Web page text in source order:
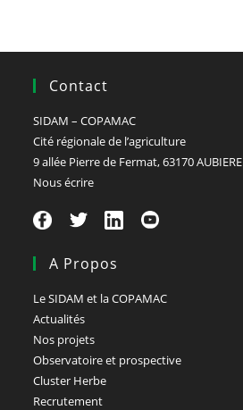
Contact
SIDAM – COPAMAC
Cité régionale de l’agriculture
9 allée Pierre de Fermat, 63170 AUBIERE
Nous écrire
A Propos
Le SIDAM et la COPAMAC
Actualités
Nos projets
Observatoire et prospective
Cluster Herbe
Recrutement